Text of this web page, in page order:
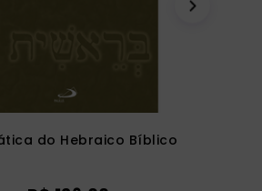
do Hebraico Bíblico